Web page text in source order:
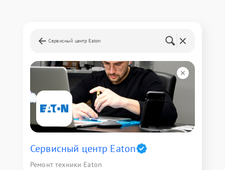
Сервисный центр Eaton
Сервисный центр Eaton
Ремонт техники Eaton